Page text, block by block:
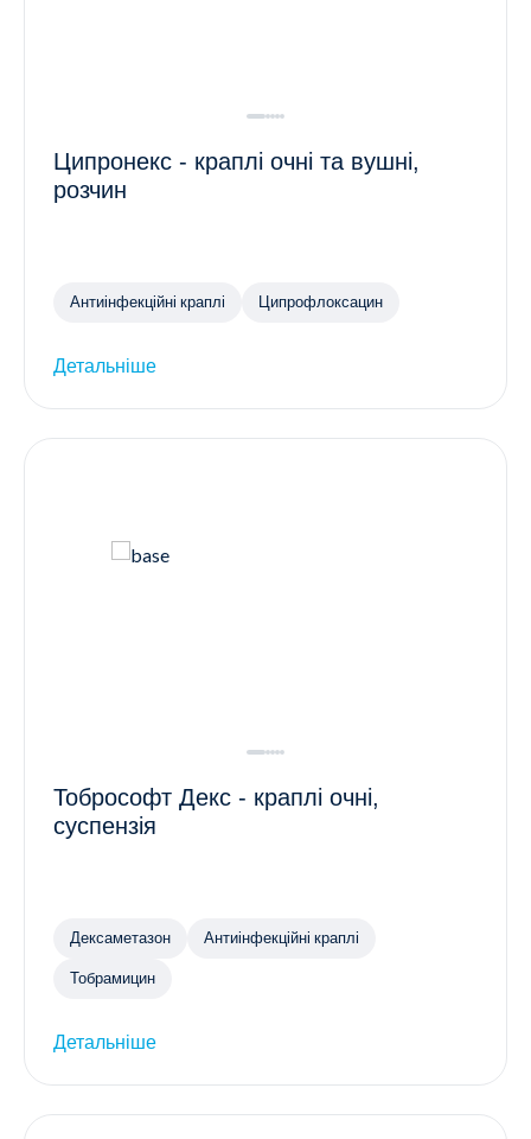
Ципронекс - краплі очні та вушні,
розчин
Антиінфекційні краплі Ципрофлоксацин
Детальніше
Тобрософт Декс - краплі очні,
суспензія
Дексаметазон Антиінфекційні краплі
Тобрамицин
Детальніше